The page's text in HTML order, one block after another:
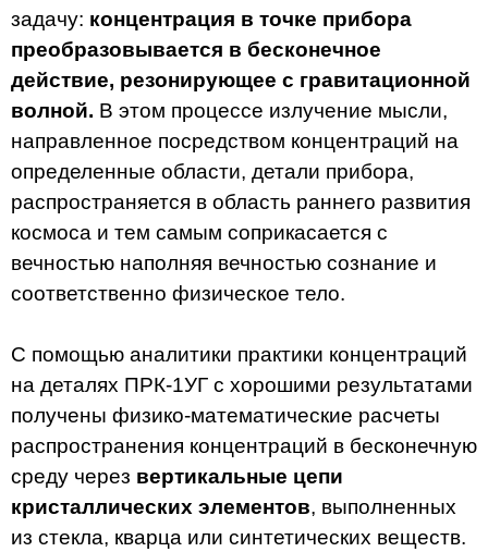
задачу: концентрация в точке прибора
преобразовывается в бесконечное
действие, резонирующее с гравитационной
волной. В этом процессе излучение мысли,
направленное посредством концентраций на
определенные области, детали прибора,
распространяется в область раннего развития
космоса и тем самым соприкасается с
вечностью наполняя вечностью сознание и
соответственно физическое тело.
С помощью аналитики практики концентраций
на деталях ПРК-1УГ с хорошими результатами
получены физико-математические расчеты
распространения концентраций в бесконечную
среду через вертикальные цепи
кристаллических элементов, выполненных
из стекла, кварца или синтетических веществ.